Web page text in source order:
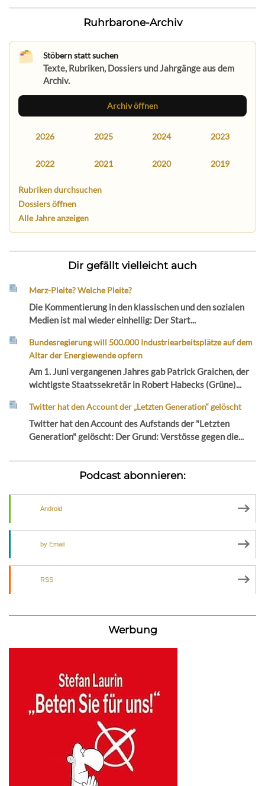
Ruhrbarone-Archiv
Stöbern statt suchen
Texte, Rubriken, Dossiers und Jahrgänge aus dem
Archiv.
Archiv öffnen
2026 2025 2024 2023
2022 2021 2020 2019
Rubriken durchsuchen
Dossiers öffnen
Alle Jahre anzeigen
Dir gefällt vielleicht auch
Merz-Pleite? Welche Pleite?
Die Kommentierung in den klassischen und den sozialen
Medien ist mal wieder einhellig: Der Start...
Bundesregierung will 500.000 Industriearbeitsplätze auf dem
Altar der Energiewende opfern
Am 1. Juni vergangenen Jahres gab Patrick Graichen, der
wichtigste Staatssekretär in Robert Habecks (Grüne)...
Twitter hat den Account der „Letzten Generation“ gelöscht
Twitter hat den Account des Aufstands der "Letzten
Generation" gelöscht: Der Grund: Verstösse gegen die...
Podcast abonnieren:
Android
by Email
RSS
Werbung